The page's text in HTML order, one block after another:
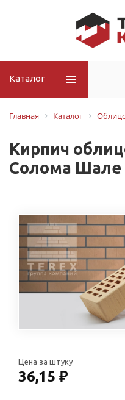
Каталог
Главная
Каталог
Кирпич
Солома
Цена за штуку
36,15 ₽